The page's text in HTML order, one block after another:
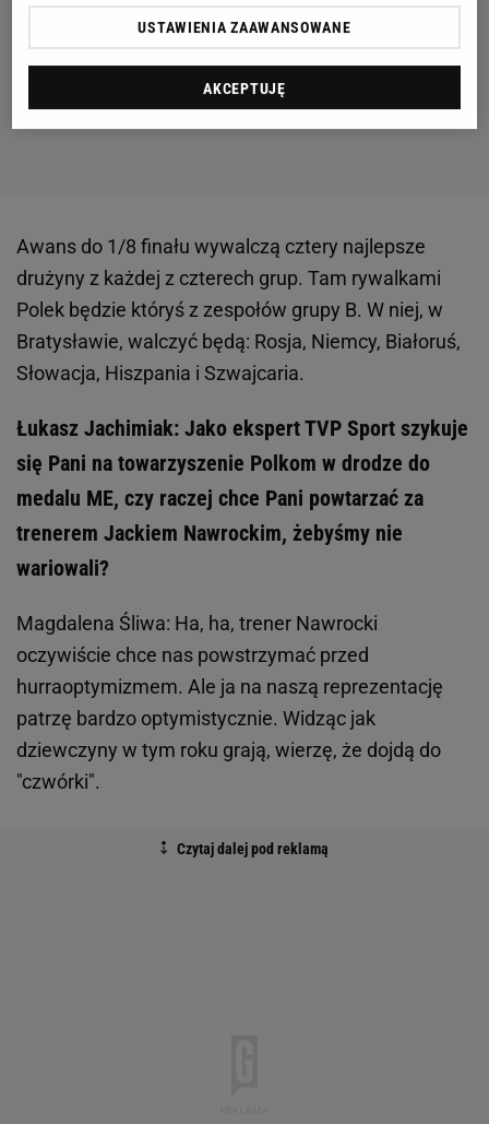
Awans do 1/8 finału wywalczą cztery najlepsze
drużyny z każdej z czterech grup. Tam rywalkami
Polek będzie któryś z zespołów grupy B. W niej, w
Bratysławie, walczyć będą: Rosja, Niemcy, Białoruś,
Słowacja, Hiszpania i Szwajcaria.
Łukasz Jachimiak: Jako ekspert TVP Sport szykuje
się Pani na towarzyszenie Polkom w drodze do
medalu ME, czy raczej chce Pani powtarzać za
trenerem Jackiem Nawrockim, żebyśmy nie
wariowali?
Magdalena Śliwa: Ha, ha, trener Nawrocki
oczywiście chce nas powstrzymać przed
hurraoptymizmem. Ale ja na naszą reprezentację
patrzę bardzo optymistycznie. Widząc jak
dziewczyny w tym roku grają, wierzę, że dojdą do
"czwórki".
USTAWIENIA ZAAWANSOWANE
AKCEPTUJĘ